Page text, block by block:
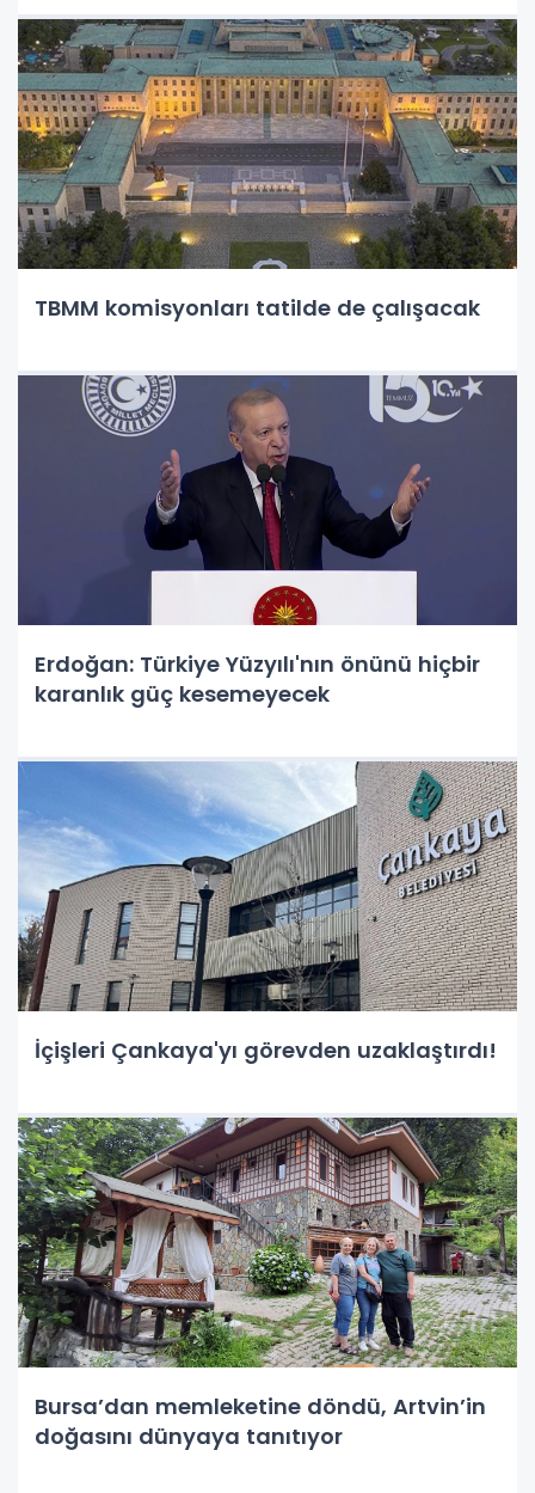
TBMM komisyonları tatilde de çalışacak
Erdoğan: Türkiye Yüzyılı'nın önünü hiçbir
karanlık güç kesemeyecek
İçişleri Çankaya'yı görevden uzaklaştırdı!
Bursa’dan memleketine döndü, Artvin’in
doğasını dünyaya tanıtıyor